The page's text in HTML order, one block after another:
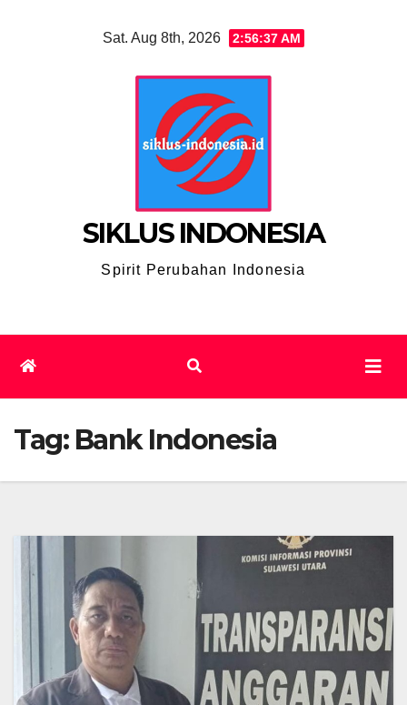
Sat. Aug 8th, 2026 2:56:38 AM
SIKLUS INDONESIA
Spirit Perubahan Indonesia
Tag: Bank Indonesia